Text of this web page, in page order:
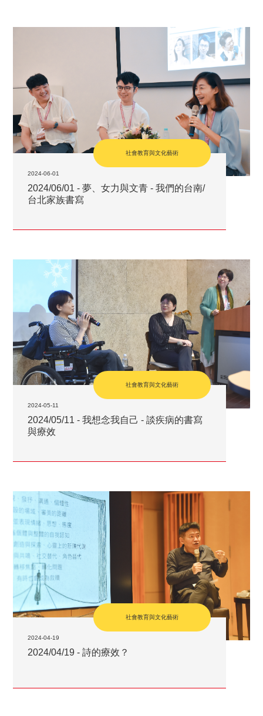
社會教育與文化藝術
2024-06-01
2024/06/01 - 夢、女力與文青 - 我們的台南/
台北家族書寫
社會教育與文化藝術
2024-05-11
2024/05/11 - 我想念我自己 - 談疾病的書寫
與療效
社會教育與文化藝術
2024-04-19
2024/04/19 - 詩的療效？